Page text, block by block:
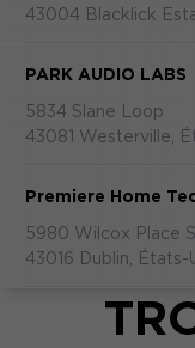
43004 Blacklick
PARK AUDIO LABS
5834 Slane Loop
43081 Westerville,
Premiere Home
5980 Wilcox Place
43016 Dublin, États-